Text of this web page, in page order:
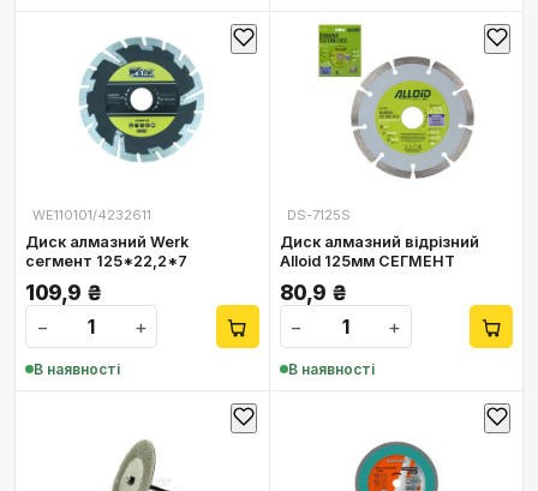
WE110101/4232611
Диск алмазний Werk
сегмент 125*22,2*7
109,9 ₴
−
+
В наявності
DS-7125S
Диск алмазний відрізний
Alloid 125мм СЕГМЕНТ
80,9 ₴
−
+
В наявності